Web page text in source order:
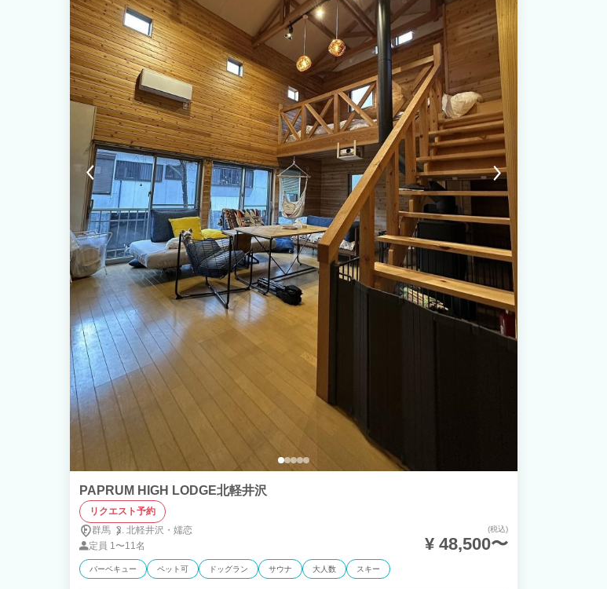
山珈琲」のオリジナルブレンド、 パンは、群馬県桐生で大正時代から続く「STYLE BREAD」の国産
小麦をメインに使用したパンを主にご提供いたします。 ■その他 ・源流釣り場の入場料は、ご滞在
中、何度でも無料です ・BBQグリル：利用料無料 ※食材・飲み物の提供を行っておりません。お好
みのものをご用意頂きますようお願いします ■オプション ・牧場体験(子牛の餌やり、牧場活動につ
いてレクチャー)：3,300円(税込)/人 ・チーズ作り体験：4,400円(税込)/人(冬季限定) ※オプション料金
は全て現地での決済となります ※牧場体験、チーズ作り体験は事前のご予約が必要です - 牧場体験に
つきましては2名以上かつ3歳以上のお客様が対象です。午前6～午後4時の間にて実施致します。正確
なお時間はご到着時にご案内差し上げます。 - チーズ作りにつきましては2名以上かつ10歳以上のお
客様が対象です。詳細はご予約時にご案内いたします。
PAPRUM HIGH LODGE北軽井沢
リクエスト予約
群馬
北軽井沢・ 嬬恋
定員 1〜11名
(税込)
¥ 48,500〜
バーベキュー ペット可 ドッグラン サウナ 大人数 スキー